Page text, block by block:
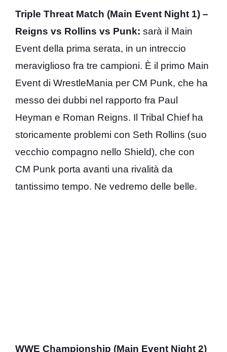
Triple Threat Match (Main Event Night 1) –
Reigns vs Rollins vs Punk: sarà il Main
Event della prima serata, in un intreccio
meraviglioso fra tre campioni. È il primo Main
Event di WrestleMania per CM Punk, che ha
messo dei dubbi nel rapporto fra Paul
Heyman e Roman Reigns. Il Tribal Chief ha
storicamente problemi con Seth Rollins (suo
vecchio compagno nello Shield), che con
CM Punk porta avanti una rivalità da
tantissimo tempo. Ne vedremo delle belle.
WWE Championship (Main Event Night 2)